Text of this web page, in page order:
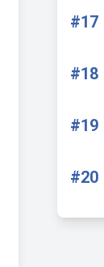
#17
#18
#19
#20